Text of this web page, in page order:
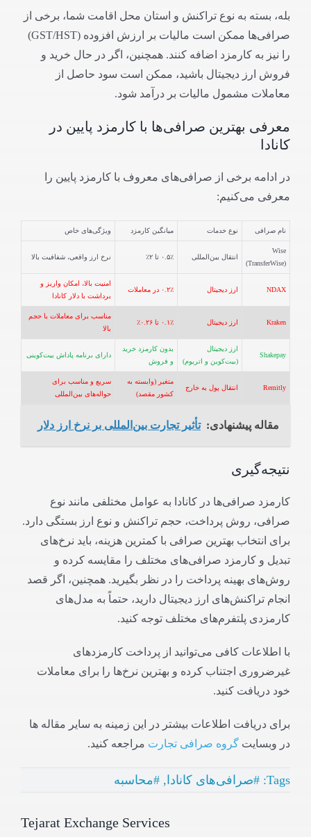
بله، بسته به نوع تراکنش و استان محل اقامت شما، برخی از
صرافی‌ها ممکن است مالیات بر ارزش افزوده (GST/HST)
را نیز به کارمزد اضافه کنند. همچنین، اگر در حال خرید و
فروش ارز دیجیتال باشید، ممکن است سود حاصل از
معاملات مشمول مالیات بر درآمد شود.
معرفی بهترین صرافی‌ها با کارمزد پایین در
کانادا
در ادامه برخی از صرافی‌های معروف با کارمزد پایین را
معرفی می‌کنیم:
نام صرافی نوع خدمات میانگین کارمزد ویژگی‌های خاص
Wise
(TransferWise)
انتقال بین‌المللی ۰.۵٪ تا ۲٪ نرخ ارز واقعی، شفافیت بالا
NDAX ارز دیجیتال ۰.۲٪ در معاملات
امنیت بالا، امکان واریز و
برداشت با دلار کانادا
Kraken ارز دیجیتال ۰.۱٪ تا ۰.۲۶٪
مناسب برای معاملات با حجم
بالا
Shakepay
ارز دیجیتال
(بیت‌کوین و اتریوم)
بدون کارمزد خرید
و فروش
دارای برنامه پاداش بیت‌کوینی
Remitly انتقال پول به خارج
متغیر (وابسته به
کشور مقصد)
سریع و مناسب برای
حواله‌های بین‌المللی
مقاله پیشنهادی: تأثیر تجارت بین‌المللی بر نرخ ارز دلار
نتیجه‌گیری
کارمزد صرافی‌ها در کانادا به عوامل مختلفی مانند نوع
صرافی، روش پرداخت، حجم تراکنش و نوع ارز بستگی دارد.
برای انتخاب بهترین صرافی با کمترین هزینه، باید نرخ‌های
تبدیل و کارمزد صرافی‌های مختلف را مقایسه کرده و
روش‌های بهینه پرداخت را در نظر بگیرید. همچنین، اگر قصد
انجام تراکنش‌های ارز دیجیتال دارید، حتماً به مدل‌های
کارمزدی پلتفرم‌های مختلف توجه کنید.
با اطلاعات کافی می‌توانید از پرداخت کارمزدهای
غیرضروری اجتناب کرده و بهترین نرخ‌ها را برای معاملات
خود دریافت کنید.
برای دریافت اطلاعات بیشتر در این زمینه به سایر مقاله ها
در وبسایت گروه صرافی تجارت مراجعه کنید.
Tags: #صرافی‌های کانادا , #محاسبه
Tejarat Exchange Services